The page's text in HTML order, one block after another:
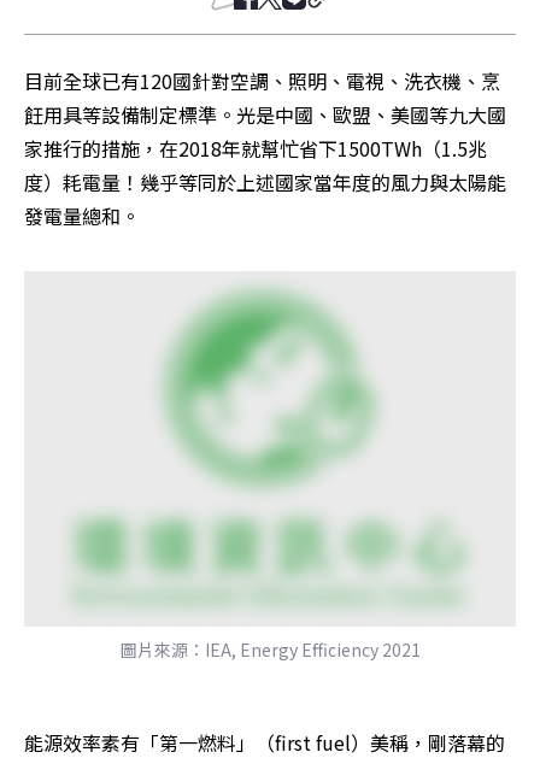
目前全球已有120國針對空調、照明、電視、洗衣機、烹
飪用具等設備制定標準。光是中國、歐盟、美國等九大國
家推行的措施，在2018年就幫忙省下1500TWh（1.5兆
度）耗電量！幾乎等同於上述國家當年度的風力與太陽能
發電量總和。
圖片來源：IEA, Energy Efficiency 2021
能源效率素有「第一燃料」（first fuel）美稱，剛落幕的